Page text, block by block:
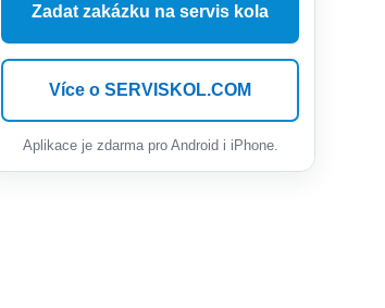
Zadat zakázku na servis kola
Více o SERVISKOL.COM
Aplikace je zdarma pro Android i iPhone.